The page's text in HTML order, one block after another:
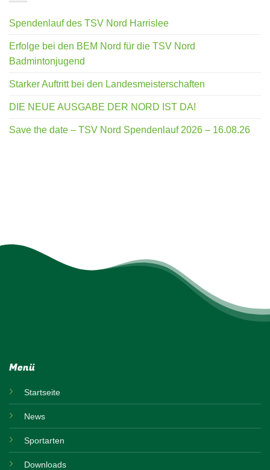
Spendenlauf des TSV Nord Harrislee
Erfolge bei den BEM Nord für die TSV Nord
Badmintonjugend
Starker Auftritt bei den Landesmeisterschaften
DIE NEUE AUSGABE DER NORD IST DA!
Save the date – TSV Nord Spendenlauf 2026 – 16.08.26
Menü
Startseite
News
Sportarten
Downloads